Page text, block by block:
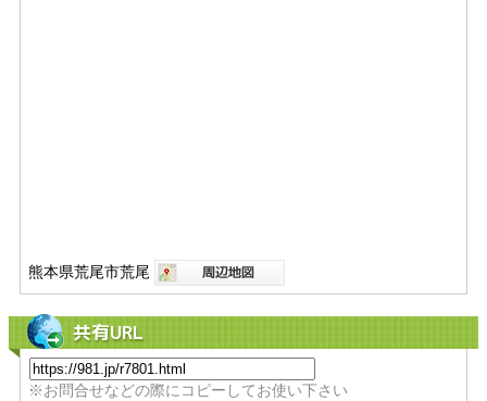
熊本県荒尾市荒尾
共有URL
※お問合せなどの際にコピーしてお使い下さい